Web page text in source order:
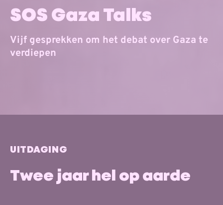
SOS Gaza Talks
Vijf gesprekken om het debat over Gaza te
verdiepen
UITDAGING
Twee jaar hel op aarde